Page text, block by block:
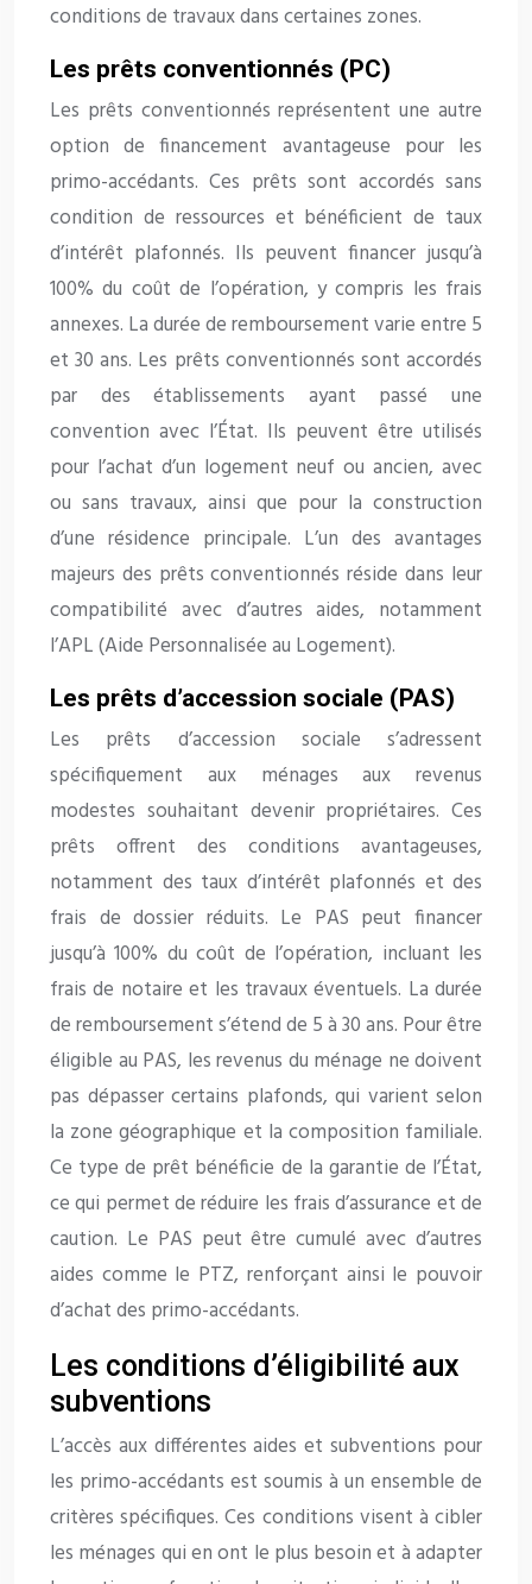
conditions de travaux dans certaines zones.
Les prêts conventionnés (PC)
Les prêts conventionnés représentent une autre
option de financement avantageuse pour les
primo-accédants. Ces prêts sont accordés sans
condition de ressources et bénéficient de taux
d’intérêt plafonnés. Ils peuvent financer jusqu’à
100% du coût de l’opération, y compris les frais
annexes. La durée de remboursement varie entre 5
et 30 ans. Les prêts conventionnés sont accordés
par des établissements ayant passé une
convention avec l’État. Ils peuvent être utilisés
pour l’achat d’un logement neuf ou ancien, avec
ou sans travaux, ainsi que pour la construction
d’une résidence principale. L’un des avantages
majeurs des prêts conventionnés réside dans leur
compatibilité avec d’autres aides, notamment
l’APL (Aide Personnalisée au Logement).
Les prêts d’accession sociale (PAS)
Les prêts d’accession sociale s’adressent
spécifiquement aux ménages aux revenus
modestes souhaitant devenir propriétaires. Ces
prêts offrent des conditions avantageuses,
notamment des taux d’intérêt plafonnés et des
frais de dossier réduits. Le PAS peut financer
jusqu’à 100% du coût de l’opération, incluant les
frais de notaire et les travaux éventuels. La durée
de remboursement s’étend de 5 à 30 ans. Pour être
éligible au PAS, les revenus du ménage ne doivent
pas dépasser certains plafonds, qui varient selon
la zone géographique et la composition familiale.
Ce type de prêt bénéficie de la garantie de l’État,
ce qui permet de réduire les frais d’assurance et de
caution. Le PAS peut être cumulé avec d’autres
aides comme le PTZ, renforçant ainsi le pouvoir
d’achat des primo-accédants.
Les conditions d’éligibilité aux
subventions
L’accès aux différentes aides et subventions pour
les primo-accédants est soumis à un ensemble de
critères spécifiques. Ces conditions visent à cibler
les ménages qui en ont le plus besoin et à adapter